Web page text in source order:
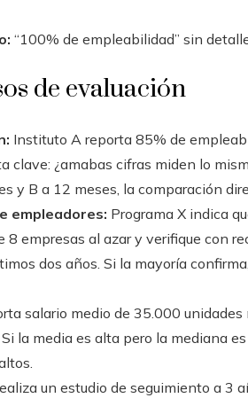
“100% de empleabilidad” sin
de evaluación
Instituto A reporta 85% de
clave: ¿amabas cifras miden lo
y B a 12 meses, la comparación
empleadores: Programa X indica
empresas al azar y verifique con
dos años. Si la mayoría
salario medio de 35.000
la media es alta pero la mediana
un estudio de seguimiento a 3